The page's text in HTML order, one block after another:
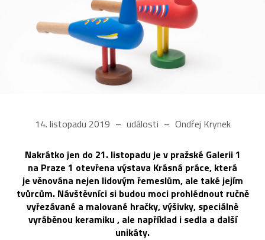
14. listopadu 2019 události Ondřej Krynek
Nakrátko jen do 21. listopadu je v pražské Galerii 1
na Praze 1 otevřena výstava Krásná práce, která
je věnována nejen lidovým řemeslům, ale také jejím
tvůrcům. Návštěvníci si budou moci prohlédnout ručně
vyřezávané a malované hračky, výšivky, speciálně
vyráběnou keramiku , ale například i sedla a další
unikáty.